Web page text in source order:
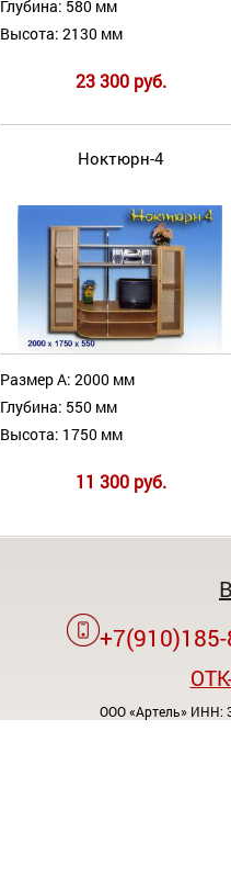
Глубина: 580 мм
Высота: 2130 мм
23 300 руб.
Ноктюрн-4
Размер А: 2000 мм
Глубина: 550 мм
Высота: 1750 мм
11 300 руб.
ООО «Артель» ИНН: